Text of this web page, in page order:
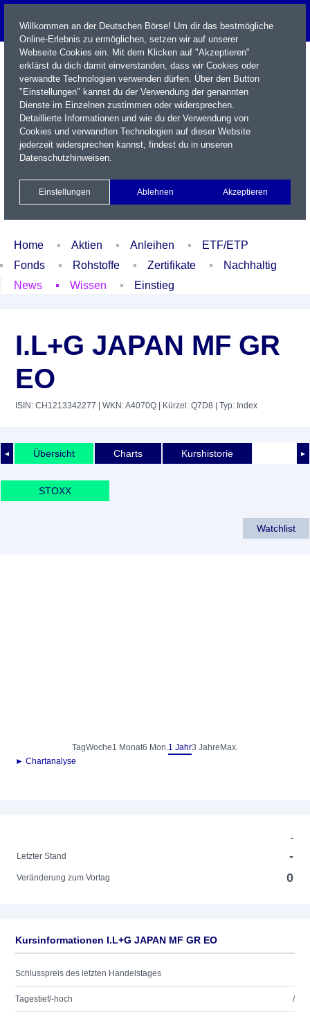
Name / WKN / ISIN / Kürzel
Xetra Realtime
Watchlist Portfolio Login
Home Aktien Anleihen
ETF/ETP
Fonds
Rohstoffe Zertifikate
Nachhaltig
News
Wissen Einstieg
I.L+G JAPAN MF GR
EO
ISIN: CH1213342277 | WKN: A4070Q | Kürzel: Q7D8 | Typ: Index
◄ ►
Übersicht Charts Kurshistorie
STOXX
Watchlist
TagWoche1 Monat6 Mon.1 Jahr3 Jahre Max.
► Chartanalyse
-
Letzter Stand
-
Veränderung zum Vortag 0
Kursinformationen I.L+G JAPAN MF GR EO
Schlusspreis des letzten Handelstages
Tagestief/-hoch /
Willkommen an der Deutschen Börse! Um dir das bestmögliche
Online-Erlebnis zu ermöglichen, setzen wir auf unserer
Webseite Cookies ein. Mit dem Klicken auf "Akzeptieren"
erklärst du dich damit einverstanden, dass wir Cookies oder
verwandte Technologien verwenden dürfen. Über den Button
"Einstellungen" kannst du der Verwendung der genannten
Dienste im Einzelnen zustimmen oder widersprechen.
Detaillierte Informationen und wie du der Verwendung von
Cookies und verwandten Technologien auf dieser Website
jederzeit widersprechen kannst, findest du in unseren
Datenschutzhinweisen.
Einstellungen Ablehnen Akzeptieren